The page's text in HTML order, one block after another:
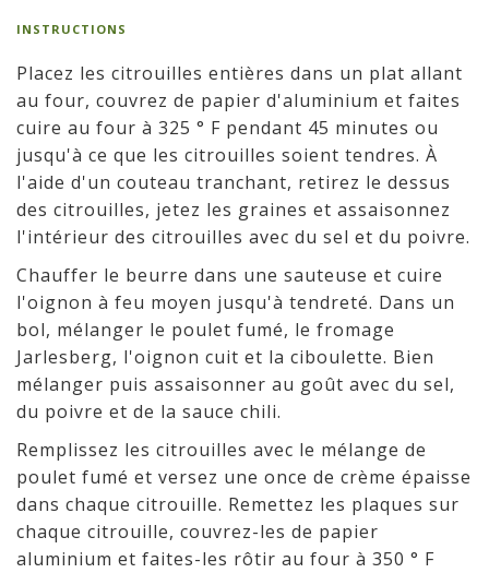
INSTRUCTIONS
Placez les citrouilles entières dans un plat allant
au four, couvrez de papier d'aluminium et faites
cuire au four à 325 ° F pendant 45 minutes ou
jusqu'à ce que les citrouilles soient tendres. À
l'aide d'un couteau tranchant, retirez le dessus
des citrouilles, jetez les graines et assaisonnez
l'intérieur des citrouilles avec du sel et du poivre.
Chauffer le beurre dans une sauteuse et cuire
l'oignon à feu moyen jusqu'à tendreté. Dans un
bol, mélanger le poulet fumé, le fromage
Jarlesberg, l'oignon cuit et la ciboulette. Bien
mélanger puis assaisonner au goût avec du sel,
du poivre et de la sauce chili.
Remplissez les citrouilles avec le mélange de
poulet fumé et versez une once de crème épaisse
dans chaque citrouille. Remettez les plaques sur
chaque citrouille, couvrez-les de papier
aluminium et faites-les rôtir au four à 350 ° F